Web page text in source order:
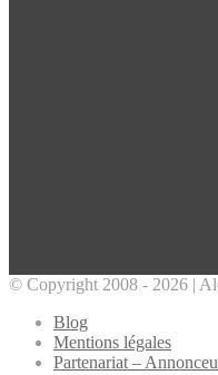
© Copyright 2008 - 2026 |
Blog
Mentions légales
Partenariat –